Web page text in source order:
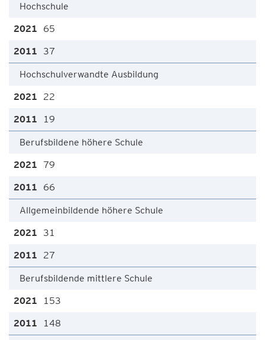
Hochschule
65
37
Hochschulverwandte Ausbildung
22
19
Berufsbildene höhere Schule
79
66
Allgemeinbildende höhere Schule
31
27
Berufsbildende mittlere Schule
153
148